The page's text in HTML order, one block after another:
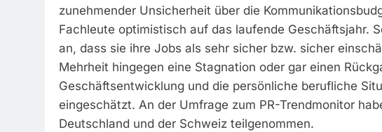
zunehmender Unsicherheit über die
Fachleute optimistisch auf das laufende Geschäftsjahr.
an, dass sie ihre Jobs als sehr sicher bzw. sicher
Mehrheit hingegen eine Stagnation oder gar einen
Geschäftsentwicklung und die persönliche berufliche
eingeschätzt. An der Umfrage zum PR-Trendmonitor
Deutschland und der Schweiz teilgenommen.